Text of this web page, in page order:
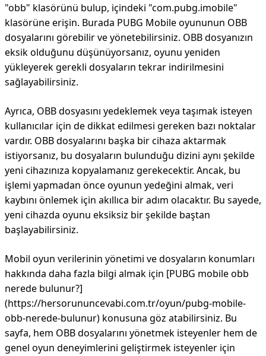
"obb" klasörünü bulup, içindeki "com.pubg.imobile"
klasörüne erişin. Burada PUBG Mobile oyununun OBB
dosyalarını görebilir ve yönetebilirsiniz. OBB dosyanızın
eksik olduğunu düşünüyorsanız, oyunu yeniden
yükleyerek gerekli dosyaların tekrar indirilmesini
sağlayabilirsiniz.
Ayrıca, OBB dosyasını yedeklemek veya taşımak isteyen
kullanıcılar için de dikkat edilmesi gereken bazı noktalar
vardır. OBB dosyalarını başka bir cihaza aktarmak
istiyorsanız, bu dosyaların bulunduğu dizini aynı şekilde
yeni cihazınıza kopyalamanız gerekecektir. Ancak, bu
işlemi yapmadan önce oyunun yedeğini almak, veri
kaybını önlemek için akıllıca bir adım olacaktır. Bu sayede,
yeni cihazda oyunu eksiksiz bir şekilde baştan
başlayabilirsiniz.
Mobil oyun verilerinin yönetimi ve dosyaların konumları
hakkında daha fazla bilgi almak için [PUBG mobile obb
nerede bulunur?]
(https://hersorununcevabi.com.tr/oyun/pubg-mobile-
obb-nerede-bulunur) konusuna göz atabilirsiniz. Bu
sayfa, hem OBB dosyalarını yönetmek isteyenler hem de
genel oyun deneyimlerini geliştirmek isteyenler için